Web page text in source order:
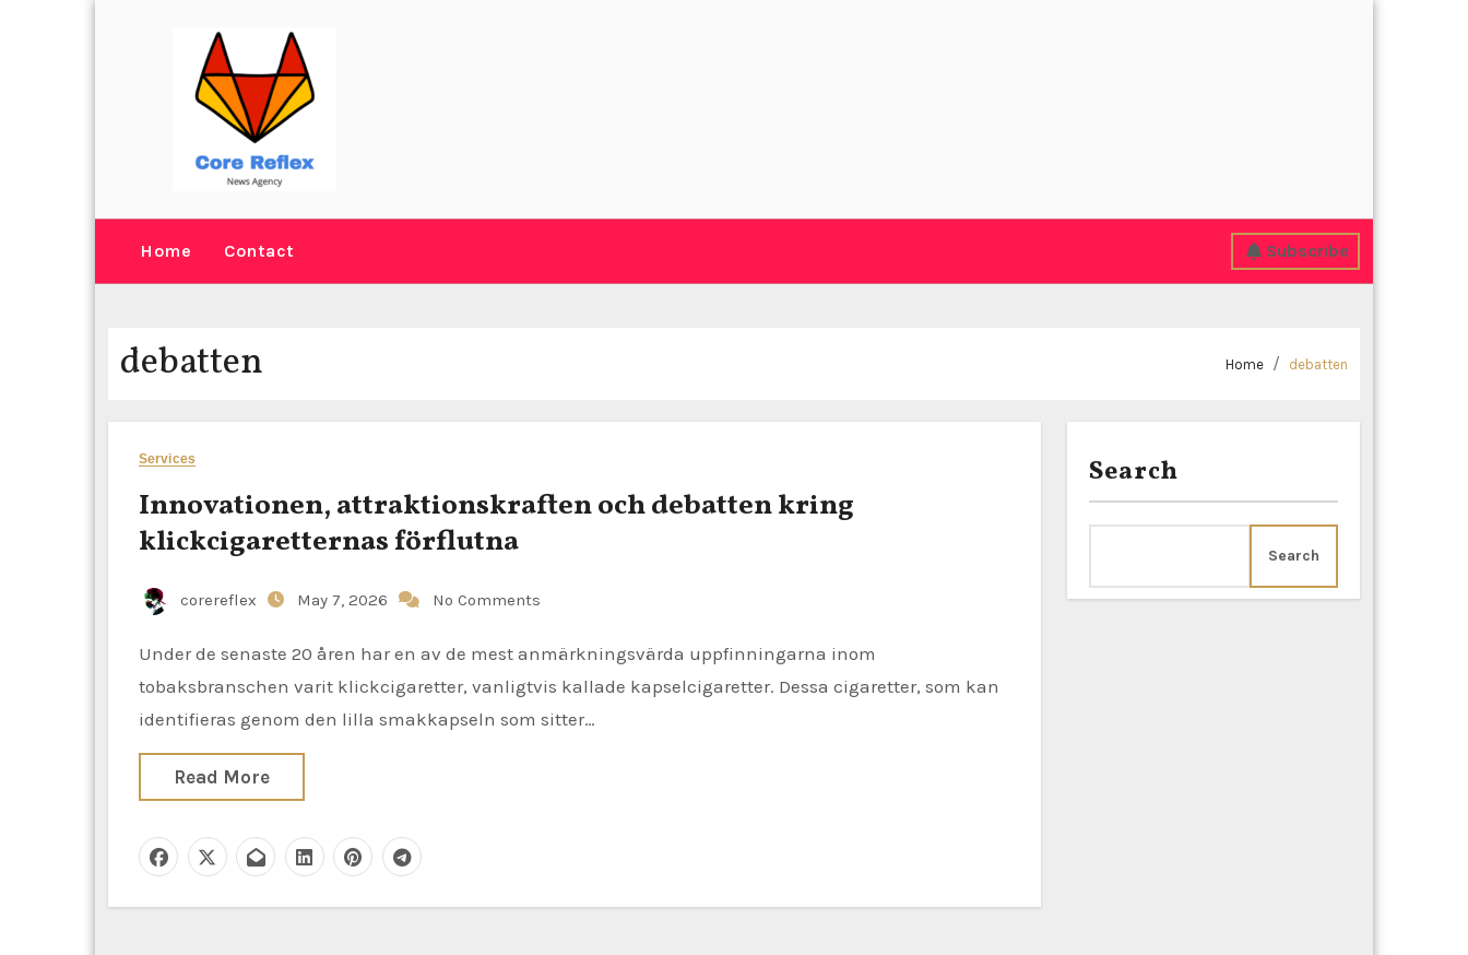
Home Contact Subscribe
debatten Home debatten
Services
Innovationen, attraktionskraften och debatten kring
klickcigaretternas förflutna
corereflex May 7, 2026 No Comments
Under de senaste 20 åren har en av de mest anmärkningsvärda uppfinningarna inom
tobaksbranschen varit klickcigaretter, vanligtvis kallade kapselcigaretter. Dessa cigaretter, som kan
identifieras genom den lilla smakkapseln som sitter…
Read More
Search
Search